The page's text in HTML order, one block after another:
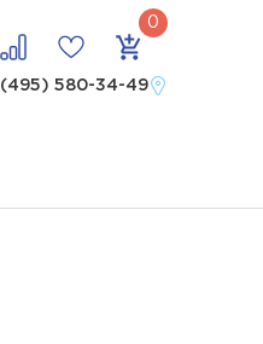
(495) 580-34-49
uo 48 в